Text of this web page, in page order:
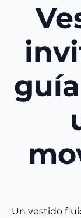
Un vestido